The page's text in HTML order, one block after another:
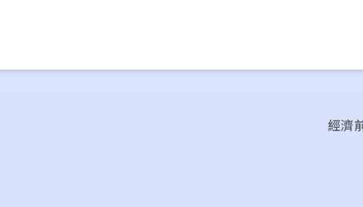
經濟